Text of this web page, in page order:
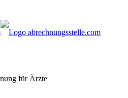
Verzeichnis der
für Ärzte
für Ärzte